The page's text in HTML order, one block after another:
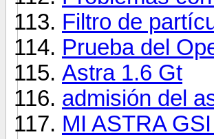
Filtro de
Prueba del
Astra 1.6 Gt
admisión del
MI ASTRA